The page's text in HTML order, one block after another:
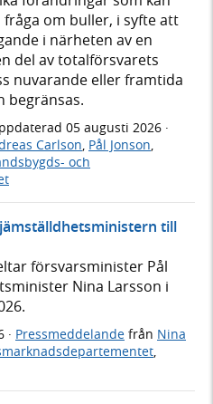
om buller, i syfte att
i närheten av en
del av totalförsvarets
nuvarande eller framtida
begränsas.
05 augusti 2026 ·
Carlson, Pål Jonson,
och
till
försvarsminister Pål
Nina Larsson i
· Pressmeddelande från Nina
,